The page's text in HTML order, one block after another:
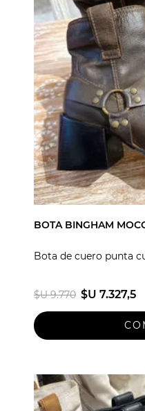
BOTA BINGHAM
Bota de cuero punta
$U 9.770 $U 7.327,5